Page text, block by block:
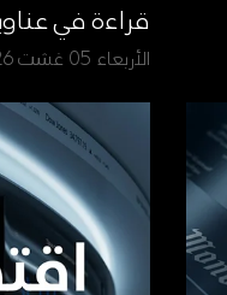
قراءة في
الأربعاء 05 غشت 2026